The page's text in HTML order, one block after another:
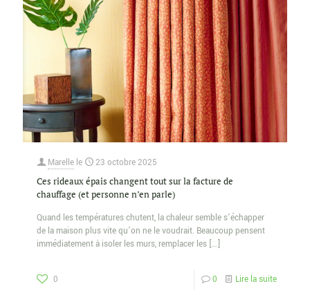
Marelle le 23 octobre 2025
Ces rideaux épais changent tout sur la facture de
chauffage (et personne n’en parle)
Quand les températures chutent, la chaleur semble s’échapper
de la maison plus vite qu’on ne le voudrait. Beaucoup pensent
immédiatement à isoler les murs, remplacer les […]
0 0 Lire la suite